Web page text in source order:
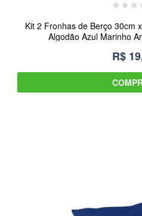
Kit 2 Fronhas de Berço 30cm
Algodão Azul Marinho
R$